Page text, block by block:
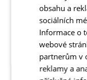
obsahu a
sociálních
Informace o
webové
partnerům v
reklamy a